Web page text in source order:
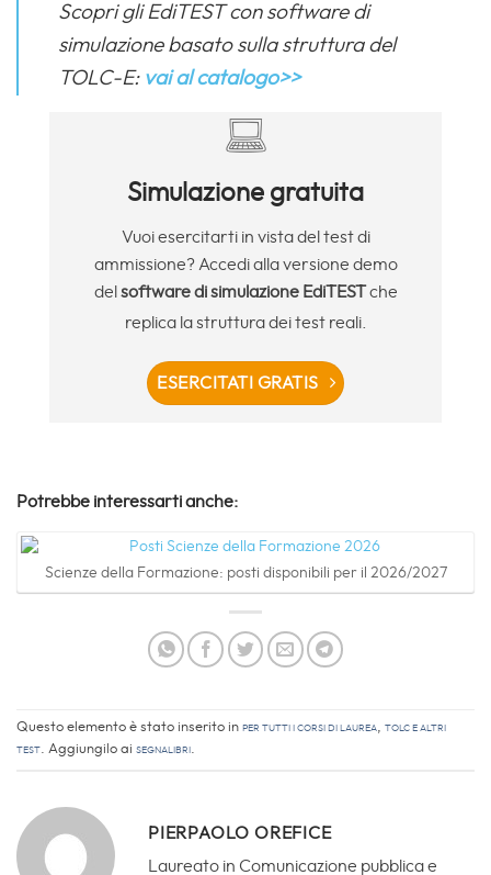
Scopri gli EdiTEST con software di
simulazione basato sulla struttura del
TOLC-E: vai al catalogo>>
Simulazione gratuita
Vuoi esercitarti in vista del test di
ammissione? Accedi alla versione demo
del software di simulazione EdiTESTche
replica la struttura dei test reali.
ESERCITATI GRATIS
Potrebbe interessarti anche:
Scienze della Formazione: posti disponibili per il 2026/2027
Questo elemento è stato inserito in Per tutti i corsi di laurea, TOLC e altri
Test. Aggiungilo ai segnalibri.
PIERPAOLO OREFICE
Laureato in Comunicazione pubblica e